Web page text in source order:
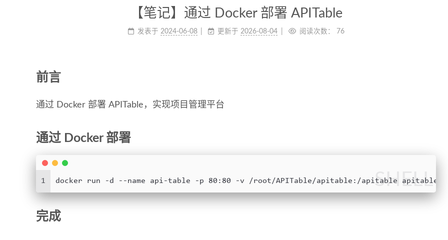
【笔记】通过 Docker 部署 APITable
发表于 2024-06-08 更新于 2026-08-04 阅读次数： 76
前言
通过 Docker 部署 APITable，实现项目管理平台
通过 Docker 部署
SHELL
1 docker run -d --name api-table -p 80:80 -v /root/APITable/apitable:/apitable apitable/
完成